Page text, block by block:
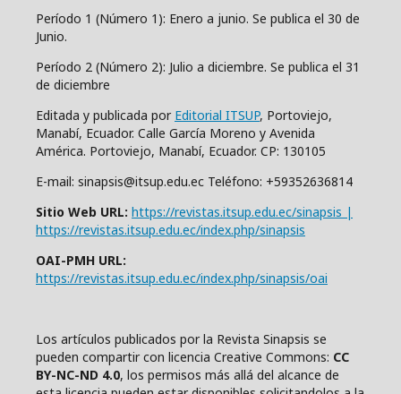
Período 1 (Número 1): Enero a junio. Se publica el 30 de
Junio.
Período 2 (Número 2): Julio a diciembre. Se publica el 31
de diciembre
Editada y publicada por Editorial ITSUP, Portoviejo,
Manabí, Ecuador. Calle García Moreno y Avenida
América. Portoviejo, Manabí, Ecuador. CP: 130105
E-mail: sinapsis@itsup.edu.ec Teléfono: +59352636814
Sitio Web URL: https://revistas.itsup.edu.ec/sinapsis |
https://revistas.itsup.edu.ec/index.php/sinapsis
OAI-PMH URL:
https://revistas.itsup.edu.ec/index.php/sinapsis/oai
Los artículos publicados por la Revista Sinapsis se
pueden compartir con licencia Creative Commons: CC
BY-NC-ND 4.0, los permisos más allá del alcance de